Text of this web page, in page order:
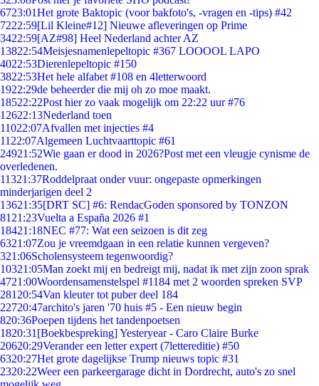
6723:01Het grote Baktopic (voor bakfoto's, -vragen en -tips) #42
7222:59[Lil Kleine#12] Nieuwe afleveringen op Prime
3422:59[AZ#98] Heel Nederland achter AZ
13822:54Meisjesnamenlepeltopic #367 LOOOOL LAPO
4022:53Dierenlepeltopic #150
3822:53Het hele alfabet #108 en 4letterwoord
1922:29de beheerder die mij oh zo moe maakt.
18522:22Post hier zo vaak mogelijk om 22:22 uur #76
12622:13Nederland toen
11022:07Afvallen met injecties #4
11 22:07Algemeen Luchtvaarttopic #61
24921:52Wie gaan er dood in 2026?Post met een vleugje cynisme de
overledenen.
11321:37Roddelpraat onder vuur: ongepaste opmerkingen
minderjarigen deel 2
13621:35[DRT SC] #6: RendacGoden sponsored by TONZON
81 21:23Vuelta a España 2026 #1
18421:18NEC #77: Wat een seizoen is dit zeg
6321:07Zou je vreemdgaan in een relatie kunnen vergeven?
321:06Scholensysteem tegenwoordig?
10321:05Man zoekt mij en bedreigt mij, nadat ik met zijn zoon sprak
4721:00Woordensamenstelspel #1184 met 2 woorden spreken SVP
281 20:54Van kleuter tot puber deel 184
22720:47archito's jaren '70 huis #5 - Een nieuw begin
820:36Poepen tijdens het tandenpoetsen
1820:31 [Boekbespreking] Yesteryear - Caro Claire Burke
20620:29Verander een letter expert (7lettereditie) #50
6320:27Het grote dagelijkse Trump nieuws topic #31
2320:22Weer een parkeergarage dicht in Dordrecht, auto's zo snel